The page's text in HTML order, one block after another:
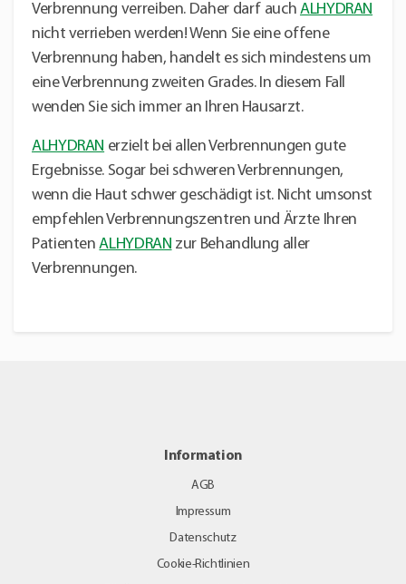
Verbrennung verreiben. Daher darf auch ALHYDRAN
nicht verrieben werden! Wenn Sie eine offene
Verbrennung haben, handelt es sich mindestens um
eine Verbrennung zweiten Grades. In diesem Fall
wenden Sie sich immer an Ihren Hausarzt.
ALHYDRAN erzielt bei allen Verbrennungen gute
Ergebnisse. Sogar bei schweren Verbrennungen,
wenn die Haut schwer geschädigt ist. Nicht umsonst
empfehlen Verbrennungszentren und Ärzte Ihren
PatientenALHYDRAN zur Behandlung aller
Verbrennungen.
Information
AGB
Impressum
Datenschutz
Cookie-Richtlinien